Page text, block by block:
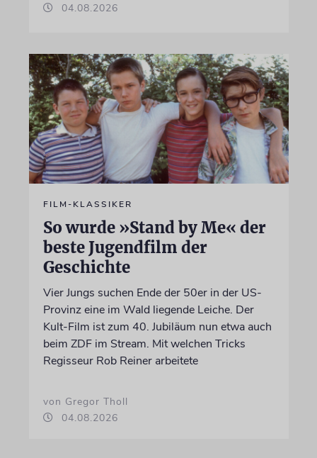
04.08.2026
FILM-KLASSIKER
So wurde »Stand by Me« der
beste Jugendfilm der
Geschichte
Vier Jungs suchen Ende der 50er in der US-
Provinz eine im Wald liegende Leiche. Der
Kult-Film ist zum 40. Jubiläum nun etwa auch
beim ZDF im Stream. Mit welchen Tricks
Regisseur Rob Reiner arbeitete
von Gregor Tholl
04.08.2026